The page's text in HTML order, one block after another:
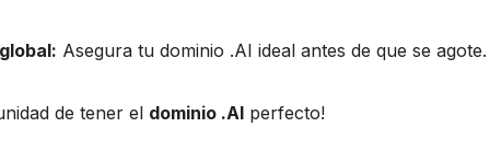
Asegura tu dominio .AI ideal antes de que se agote.
de tener el dominio .AI perfecto!